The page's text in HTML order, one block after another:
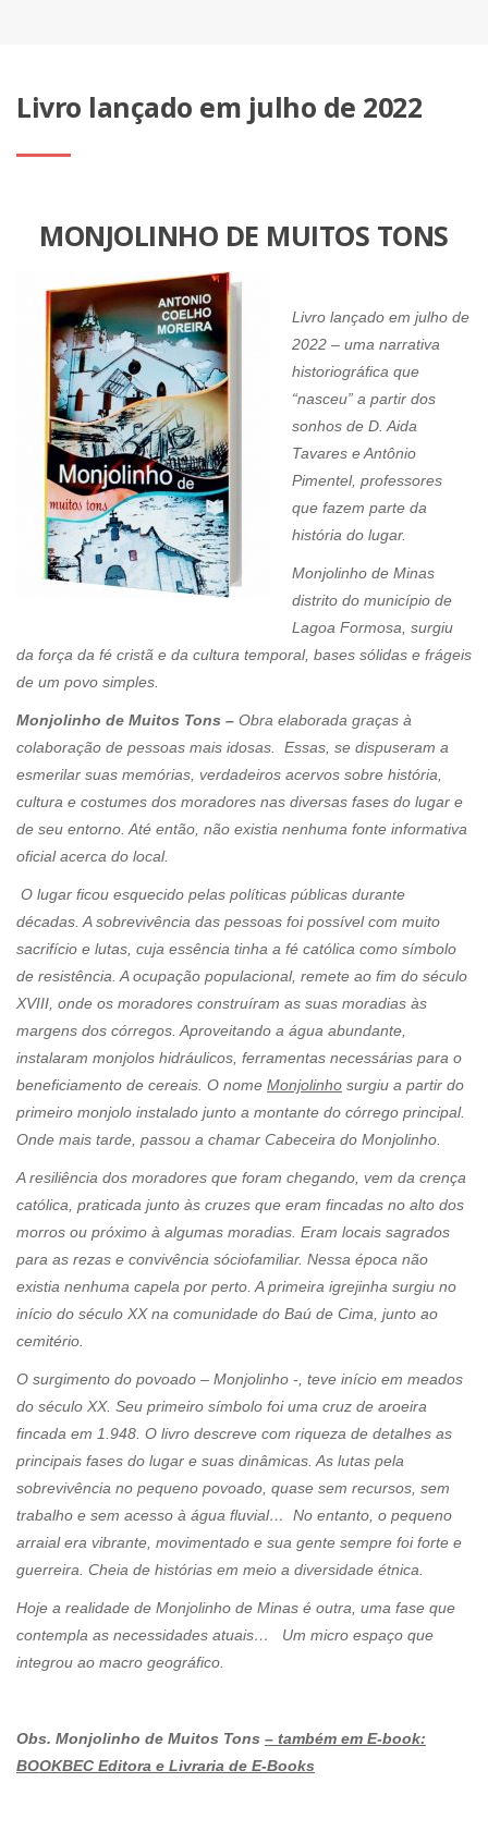
Livro lançado em julho de 2022
MONJOLINHO DE MUITOS TONS
Livro lançado em julho de
2022 – uma narrativa
historiográfica que
“nasceu” a partir dos
sonhos de D. Aida
Tavares e Antônio
Pimentel, professores
que fazem parte da
história do lugar.
Monjolinho de Minas
distrito do município de
Lagoa Formosa, surgiu
da força da fé cristã e da cultura temporal, bases sólidas e frágeis
de um povo simples.
Monjolinho de Muitos Tons – Obra elaborada graças à
colaboração de pessoas mais idosas. Essas, se dispuseram a
esmerilar suas memórias, verdadeiros acervos sobre história,
cultura e costumes dos moradores nas diversas fases do lugar e
de seu entorno. Até então, não existia nenhuma fonte informativa
oficial acerca do local.
O lugar ficou esquecido pelas políticas públicas durante
décadas. A sobrevivência das pessoas foi possível com muito
sacrifício e lutas, cuja essência tinha a fé católica como símbolo
de resistência. A ocupação populacional, remete ao fim do século
XVIII, onde os moradores construíram as suas moradias às
margens dos córregos. Aproveitando a água abundante,
instalaram monjolos hidráulicos, ferramentas necessárias para o
beneficiamento de cereais. O nome Monjolinho surgiu a partir do
primeiro monjolo instalado junto a montante do córrego principal.
Onde mais tarde, passou a chamar Cabeceira do Monjolinho.
A resiliência dos moradores que foram chegando, vem da crença
católica, praticada junto às cruzes que eram fincadas no alto dos
morros ou próximo à algumas moradias. Eram locais sagrados
para as rezas e convivência sóciofamiliar. Nessa época não
existia nenhuma capela por perto. A primeira igrejinha surgiu no
início do século XX na comunidade do Baú de Cima, junto ao
cemitério.
O surgimento do povoado – Monjolinho -, teve início em meados
do século XX. Seu primeiro símbolo foi uma cruz de aroeira
fincada em 1.948. O livro descreve com riqueza de detalhes as
principais fases do lugar e suas dinâmicas. As lutas pela
sobrevivência no pequeno povoado, quase sem recursos, sem
trabalho e sem acesso à água fluvial… No entanto, o pequeno
arraial era vibrante, movimentado e sua gente sempre foi forte e
guerreira. Cheia de histórias em meio a diversidade étnica.
Hoje a realidade de Monjolinho de Minas é outra, uma fase que
contempla as necessidades atuais… Um micro espaço que
integrou ao macro geográfico.
Obs. Monjolinho de Muitos Tons – também em E-book:
BOOKBEC Editora e Livraria de E-Books